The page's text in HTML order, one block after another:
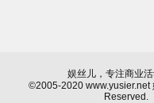
娱丝儿，专注商业
©2005-2020 www.yusier.net
Reserved.